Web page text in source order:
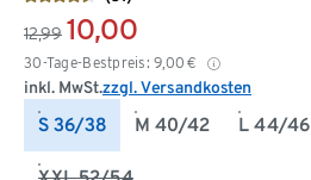
12,99 10,00
30-Tage-Bestpreis: 9,00 €
inkl. MwSt.zzgl. Versandkosten
S 36/38 M 40/42 L 44/46